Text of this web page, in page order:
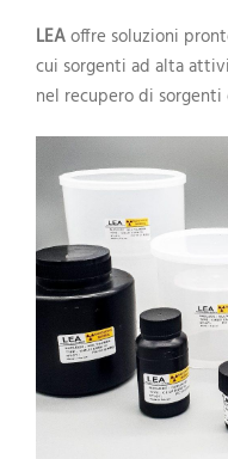
LEAoffre soluzioni
cui sorgenti ad alta
nel recupero di sorgenti